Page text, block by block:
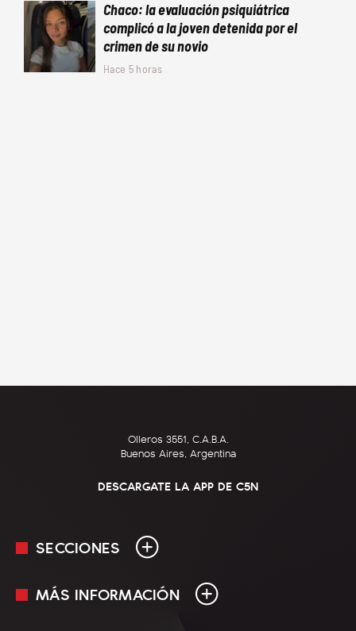
Chaco: la evaluación psiquiátrica
complicó a la joven detenida por el
crimen de su novio
Hace 5 horas
Olleros 3551, C.A.B.A.
Buenos Aires, Argentina
DESCARGATE LA APP DE C5N
SECCIONES
En Vivo
MÁS INFORMACIÓN